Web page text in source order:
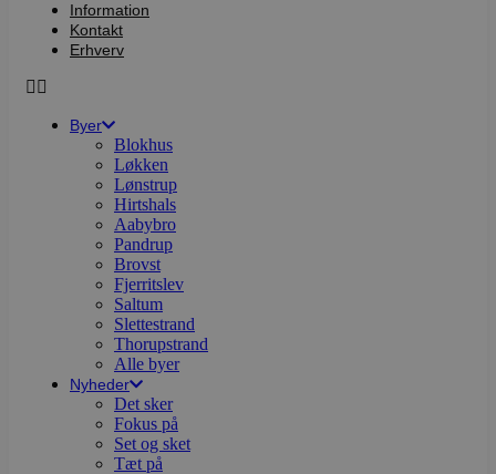
Information
Kontakt
Erhverv
Byer
Blokhus
Løkken
Lønstrup
Hirtshals
Aabybro
Pandrup
Brovst
Fjerritslev
Saltum
Slettestrand
Thorupstrand
Alle byer
Nyheder
Det sker
Fokus på
Set og sket
Tæt på